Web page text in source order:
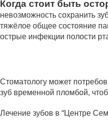
Когда стоит быть
невозможность сохранить
тяжёлое общее состояние
острые инфекции полости
Стоматологу может
зуб временной пломбой,
Лечение зубов в “Центре